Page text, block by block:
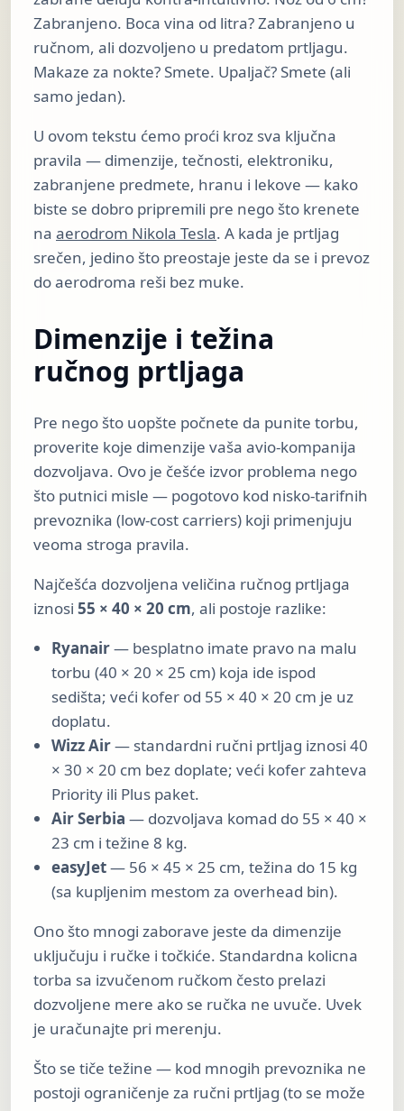
Zabranjeno. Boca vina od litra? Zabranjeno u
ručnom, ali dozvoljeno u predatom prtljagu.
Makaze za nokte? Smete. Upaljač? Smete (ali
samo jedan).
U ovom tekstu ćemo proći kroz sva ključna
pravila — dimenzije, tečnosti, elektroniku,
zabranjene predmete, hranu i lekove — kako
biste se dobro pripremili pre nego što krenete
na aerodrom Nikola Tesla. A kada je prtljag
srečen, jedino što preostaje jeste da se i prevoz
do aerodroma reši bez muke.
Dimenzije i težina
ručnog prtljaga
Pre nego što uopšte počnete da punite torbu,
proverite koje dimenzije vaša avio-kompanija
dozvoljava. Ovo je češće izvor problema nego
što putnici misle — pogotovo kod nisko-tarifnih
prevoznika (low-cost carriers) koji primenjuju
veoma stroga pravila.
Najčešća dozvoljena veličina ručnog prtljaga
iznosi 55 × 40 × 20 cm, ali postoje razlike:
Ryanair— besplatno imate pravo na malu
torbu (40 × 20 × 25 cm) koja ide ispod
sedišta; veći kofer od 55 × 40 × 20 cm je uz
doplatu.
Wizz Air— standardni ručni prtljag iznosi 40
× 30 × 20 cm bez doplate; veći kofer zahteva
Priority ili Plus paket.
Air Serbia — dozvoljava komad do 55 × 40 ×
23 cm i težine 8 kg.
easyJet— 56 × 45 × 25 cm, težina do 15 kg
(sa kupljenim mestom za overhead bin).
Ono što mnogi zaborave jeste da dimenzije
uključuju i ručke i točkiće. Standardna kolicna
torba sa izvučenom ručkom često prelazi
dozvoljene mere ako se ručka ne uvuče. Uvek
je uračunajte pri merenju.
Što se tiče težine — kod mnogih prevoznika ne
postoji ograničenje za ručni prtljag (to se može